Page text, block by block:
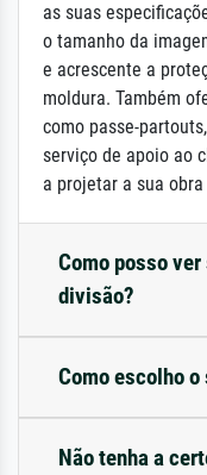
as suas
o tamanho da
e acrescente a
moldura. Também
como passe-
serviço de apoio ao
a projetar a sua
Como posso
divisão?
Como escolho
Não tenha a